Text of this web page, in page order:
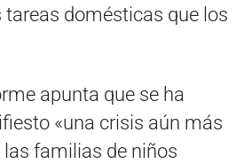
tareas domésticas que los
apunta que se ha
«una crisis aún más
familias de niños